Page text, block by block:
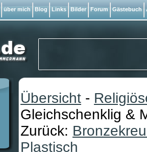
Übersicht -
Gleichschenklig &
Zurück:
Plastisch
über mich Blog Links Bilder Forum Gästebuch